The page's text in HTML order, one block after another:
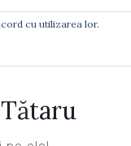
cu utilizarea lor.